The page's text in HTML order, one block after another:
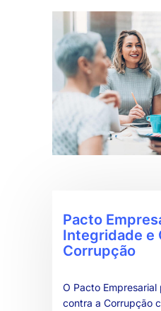
Pacto
Integridade e
Corrupção
O Pacto
contra a Corrupção